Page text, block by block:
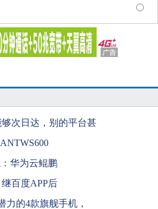
次日达，别的平台甚
华为云鲲鹏
百度APP后
力的4款旗舰手机，